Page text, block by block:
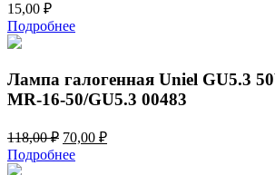
15,00 ₽
Подробнее
Лампа галогенная Uniel GU5.3
MR-16-50/GU5.3 00483
118,00₽ Первоначальная
цена
составляла
70,00 ₽Текущая
Подробнее